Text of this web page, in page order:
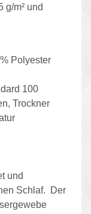
g/m² und
Polyester
100
Trockner
und
Schlaf. Der